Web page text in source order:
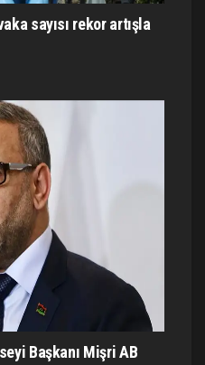
sayısı rekor artışla
Başkanı Mişri AB